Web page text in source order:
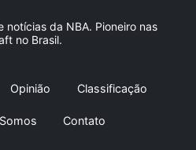
notícias da NBA. Pioneiro nas
no Brasil.
Opinião Classificação
Contato